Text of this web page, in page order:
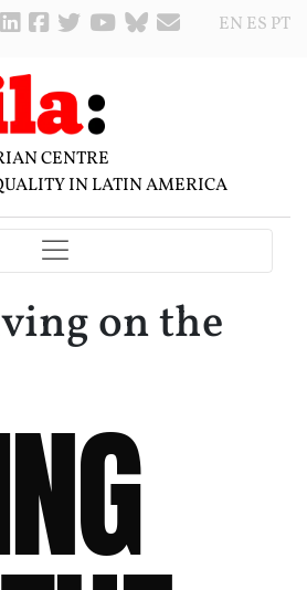
EN ES PT
CENTRE
IN LATIN AMERICA
on the